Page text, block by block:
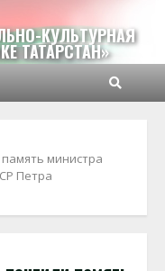
КУЛЬТУРНАЯ
ТАТАРСТАН»
министра
Петра